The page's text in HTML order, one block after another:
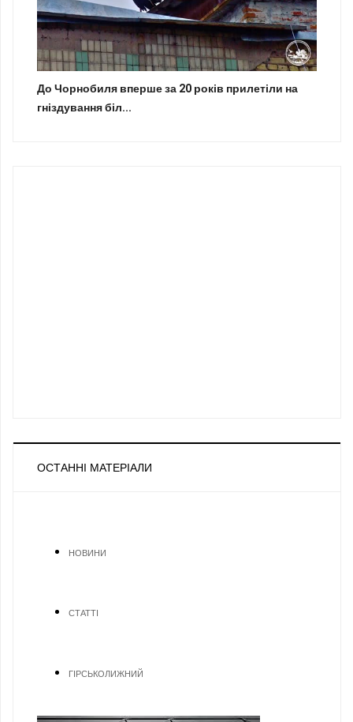
До Чорнобиля вперше за 20 років прилетіли на
гніздування біл...
ОСТАННІ МАТЕРІАЛИ
НОВИНИ
СТАТТІ
ГІРСЬКОЛИЖНИЙ